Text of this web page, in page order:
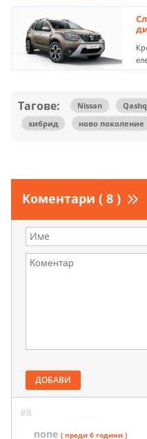
Тагове: Nissan
хибрид
ново поколение
Коментари ( 8 )
ДОБАВИ
#8
none ( преди 6 години )